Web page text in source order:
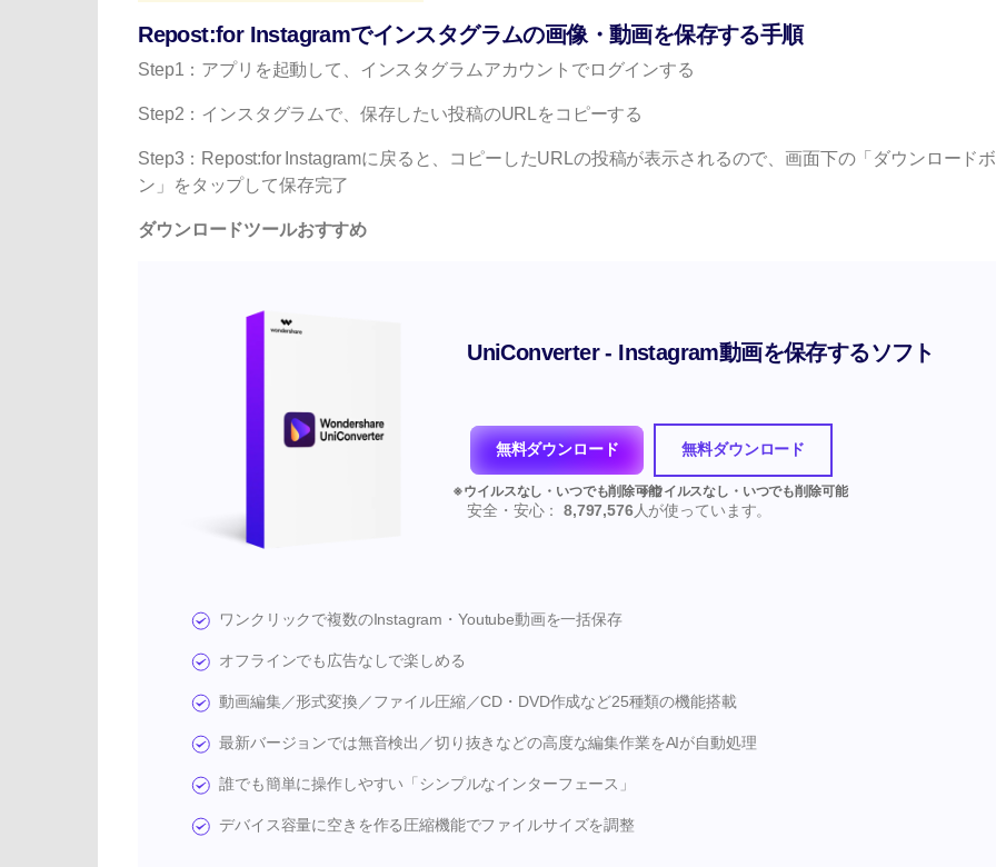
Repost:for Instagramでインスタグラムの画像・動画を保存する手順
Step1：アプリを起動して、インスタグラムアカウントでログインする
Step2：インスタグラムで、保存したい投稿のURLをコピーする
Step3：Repost:for Instagramに戻ると、コピーしたURLの投稿が表示されるので、画面下の「ダウンロード
ン」をタップして保存完了
ダウンロードツールおすすめ
UniConverter - Instagram動画を保存するソフト
無料ダウンロード 無料ダウンロード
安全・安心：8,797,576人が使っています。
ワンクリックで複数のInstagram・Youtube動画を一括保存
オフラインでも広告なしで楽しめる
動画編集／形式変換／ファイル圧縮／CD・DVD作成など25種類の機能搭載
最新バージョンでは無音検出／切り抜きなどの高度な編集作業をAIが自動処理
誰でも簡単に操作しやすい「シンプルなインターフェース」
デバイス容量に空きを作る圧縮機能でファイルサイズを調整